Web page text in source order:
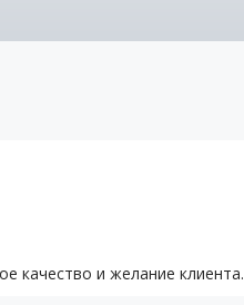
качество и желание клиента.